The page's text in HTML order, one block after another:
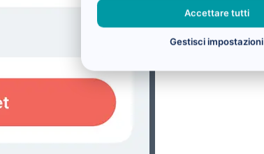
Accettare tutti
Gestisci impostazioni